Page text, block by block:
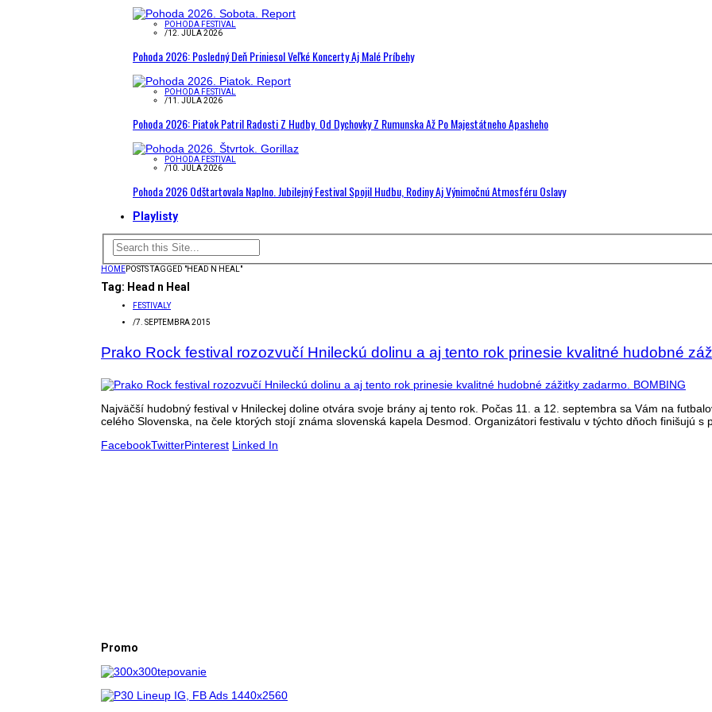
POHODA FESTIVAL
/12. JÚLA 2026
Pohoda 2026: Posledný Deň Priniesol Veľké Koncerty Aj Malé Príbehy
POHODA FESTIVAL
/11. JÚLA 2026
Pohoda 2026: Piatok Patril Radosti Z Hudby. Od Dychovky Z Rumunska Až Po Majestátneho Apasheho
POHODA FESTIVAL
/10. JÚLA 2026
Pohoda 2026 Odštartovala Naplno. Jubilejný Festival Spojil Hudbu, Rodiny Aj Výnimočnú Atmosféru Oslavy
Playlisty
HOMEPOSTS TAGGED "HEAD N HEAL"
Tag: Head n Heal
FESTIVALY
/7. SEPTEMBRA 2015
Prako Rock festival rozozvučí Hnileckú dolinu a aj tento rok prinesie kvalitné hudobné
Najväčší hudobný festival v Hnileckej doline otvára svoje brány aj tento rok. Počas 11. a 12. septembra sa Vám na
celého Slovenska, na čele ktorých stojí známa slovenská kapela Desmod. Organizátori festivalu v týchto dňoch finišujú s
FacebookTwitterPinterest Linked In
Promo